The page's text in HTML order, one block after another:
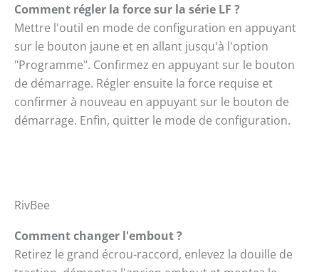
Comment régler la force sur la série LF ?
Mettre l'outil en mode de configuration en appuyant
sur le bouton jaune et en allant jusqu'à l'option
"Programme". Confirmez en appuyant sur le bouton
de démarrage. Régler ensuite la force requise et
confirmer à nouveau en appuyant sur le bouton de
démarrage. Enfin, quitter le mode de configuration.
RivBee
Comment changer l'embout ?
Retirez le grand écrou-raccord, enlevez la douille de